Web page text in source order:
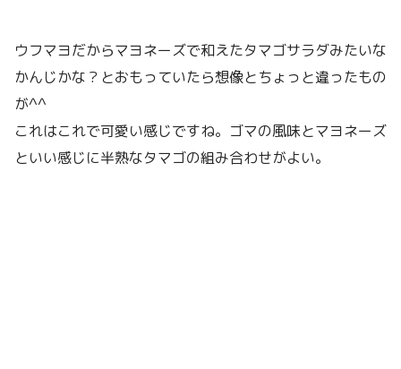
ウフマヨだからマヨネーズで和えたタマゴサラダみたいな
かんじかな？とおもっていたら想像とちょっと違ったもの
が^^
これはこれで可愛い感じですね。ゴマの風味とマヨネーズ
といい感じに半熟なタマゴの組み合わせがよい。